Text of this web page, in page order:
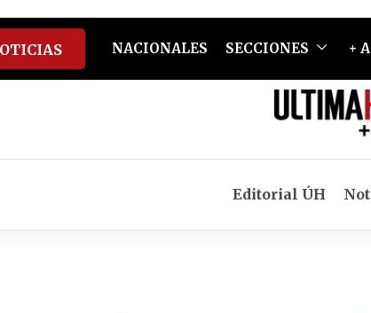
NACIONALES SECCIONES +
Editorial ÚH